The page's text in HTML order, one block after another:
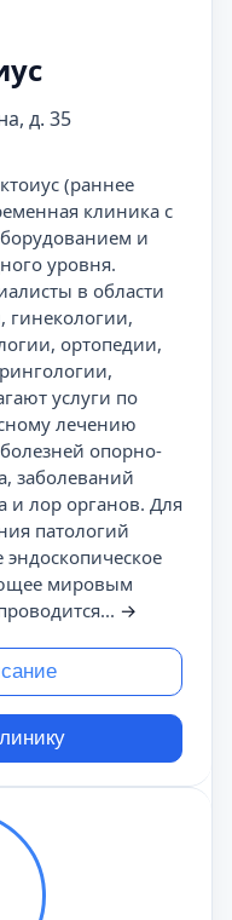
д. 35
(раннее
клиника с
и
уровня.
в области
гинекологии,
ортопедии,
услуги по
лечению
опорно-
заболеваний
и лор органов. Для
патологий
эндоскопическое
мировым
→